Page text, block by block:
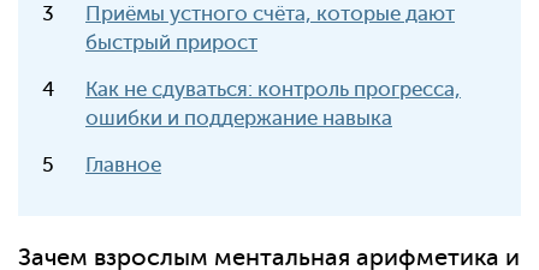
Приёмы устного счёта, которые дают
быстрый прирост
Как не сдуваться: контроль прогресса,
ошибки и поддержание навыка
Главное
Зачем взрослым ментальная арифметика и